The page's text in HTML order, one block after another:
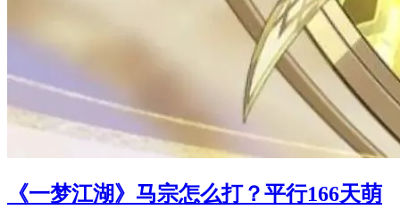
《一梦江湖》马宗怎么打？平行166天萌